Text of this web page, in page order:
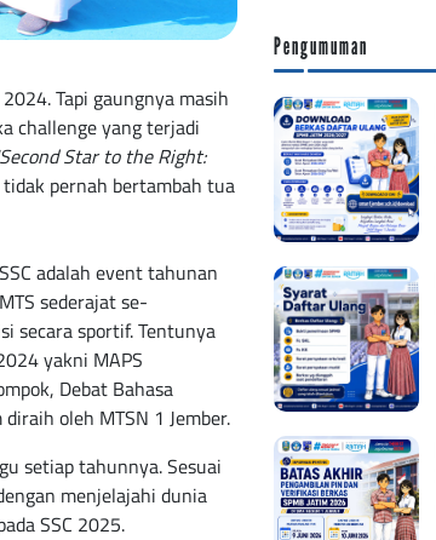
Tapi gaungnya masih
challenge yang terjadi
Star to the Right:
pernah bertambah tua
adalah event tahunan
sederajat se-
secara sportif. Tentunya
yakni MAPS
Debat Bahasa
oleh MTSN 1 Jember.
setiap tahunnya. Sesuai
menjelajahi dunia
SSC 2025.
Pengumuman